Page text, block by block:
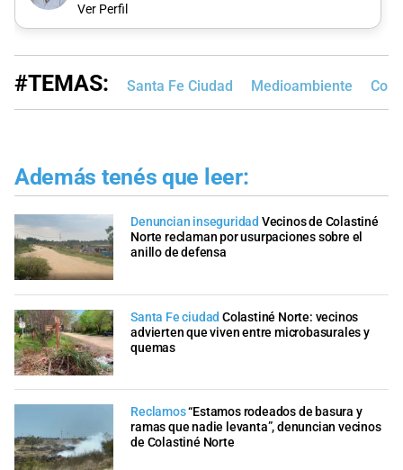
Ver Perfil
#TEMAS: Santa Fe Ciudad Medioambiente
Además tenés que leer:
Denuncian inseguridad Vecinos de Colastiné
Norte reclaman por usurpaciones sobre el
anillo de defensa
Santa Fe ciudad Colastiné Norte: vecinos
advierten que viven entre microbasurales y
quemas
Reclamos“Estamos rodeados de basura y
ramas que nadie levanta”, denuncian vecinos
de Colastiné Norte